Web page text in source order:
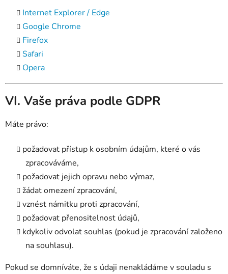
Internet Explorer / Edge
Google Chrome
Firefox
Safari
Opera
VI. Vaše práva podle GDPR
Máte právo:
požadovat přístup k osobním údajům, které o vás
zpracováváme,
požadovat jejich opravu nebo výmaz,
žádat omezení zpracování,
vznést námitku proti zpracování,
požadovat přenositelnost údajů,
kdykoliv odvolat souhlas (pokud je zpracování založeno
na souhlasu).
Pokud se domníváte, že s údaji nenakládáme v souladu s